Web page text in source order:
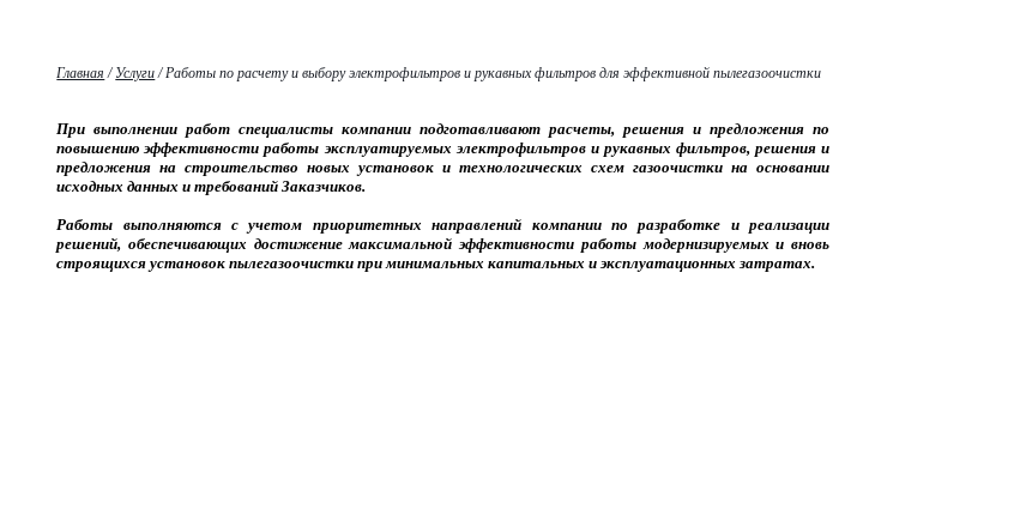
Главная / Услуги/Работы по расчету и выбору электрофильтров и рукавных фильтров для эффективной пылегазоочистки
При выполнении работ специалисты компании подготавливают расчеты, решения и предложения по
повышению эффективности работы эксплуатируемых электрофильтров и рукавных фильтров, решения и
предложения на строительство новых установок и технологических схем газоочистки на основании
исходных данных и требований Заказчиков.
Работы выполняются с учетом приоритетных направлений компании по разработке и реализации
решений, обеспечивающих достижение максимальной эффективности работы модернизируемых и вновь
строящихся установок пылегазоочистки при минимальных капитальных и эксплуатационных затратах.